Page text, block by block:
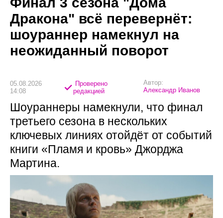
Дракона" всё перевернёт:
шоураннер намекнул на
неожиданный поворот
05.08.2026
14:08
Проверено
редакцией
Автор:
Александр Иванов
Шоураннеры намекнули, что финал
третьего сезона в нескольких
ключевых линиях отойдёт от событий
книги «Пламя и кровь» Джорджа
Мартина.